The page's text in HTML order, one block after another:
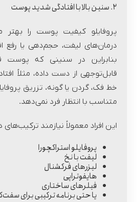
۲. سنین بالا با افتادگی شدید پوست
پروفایلو کیفیت پوست را بهتر
درمان‌های لیفت، حجم‌دهی یا رفع
بنابراین در سنینی که پوست
قابل‌توجهی از دست داده، مثلاً
خط فک، گردن یا گونه، تزریق
متناسب با انتظار فرد نمی‌دهد.
این افراد معمولاً نیازمند
پروفایلو استراکچورا
لیفت با نخ
لیزرهای فرکشنال
هایفوتراپی
فیلرهای ساختاری
یا حتی برنامه ترکیبی برای